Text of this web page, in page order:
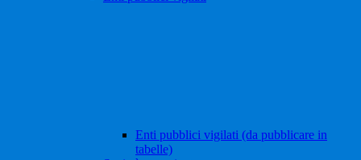
Enti pubblici vigilati (da pubblicare in
tabelle)